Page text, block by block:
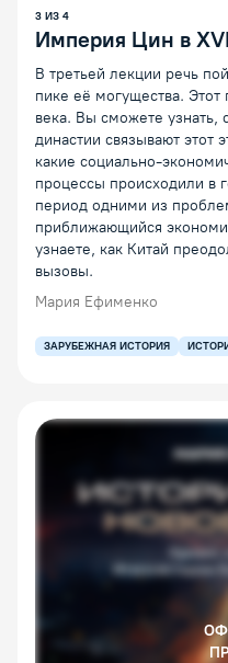
3 ИЗ 4
Империя Цин в
В третьей лекции речь
пике её могущества.
века. Вы сможете узнать,
династии связывают этот
какие социально-
процессы происходили в
период одними из
приближающийся
узнаете, как Китай
вызовы.
Мария Ефименко
ЗАРУБЕЖНАЯ ИСТОРИЯ